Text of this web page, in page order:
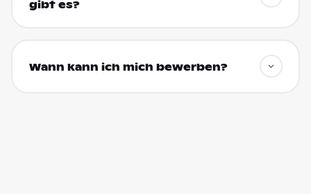
gibt es?
Wann kann ich mich bewerben?